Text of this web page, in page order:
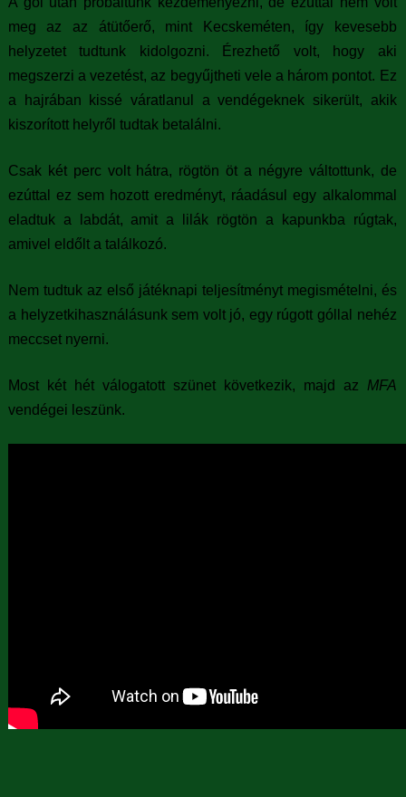
meg az az átütőerő, mint Kecskeméten, így kevesebb
helyzetet tudtunk kidolgozni. Érezhető volt, hogy aki
megszerzi a vezetést, az begyűjtheti vele a három pontot. Ez
a hajrában kissé váratlanul a vendégeknek sikerült, akik
kiszorított helyről tudtak betalálni.
Csak két perc volt hátra, rögtön öt a négyre váltottunk, de
ezúttal ez sem hozott eredményt, ráadásul egy alkalommal
eladtuk a labdát, amit a lilák rögtön a kapunkba rúgtak,
amivel eldőlt a találkozó.
Nem tudtuk az első játéknapi teljesítményt megismételni, és
a helyzetkihasználásunk sem volt jó, egy rúgott góllal nehéz
meccset nyerni.
Most két hét válogatott szünet következik, majd az MFA
vendégei leszünk.